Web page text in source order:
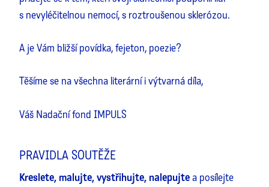
s nevyléčitelnou nemocí, s roztroušenou sklerózou.
A je Vám bližší povídka, fejeton, poezie?
Těšíme se na všechna literární i výtvarná díla,
Váš Nadační fond IMPULS
PRAVIDLA SOUTĚŽE
Kreslete, malujte, vystřihujte, nalepujtea posílejte